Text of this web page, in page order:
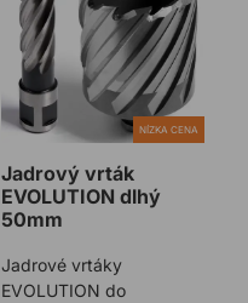
NÍZKA CENA
Jadrový vrták
EVOLUTION dlhý
50mm
Jadrové vrtáky
EVOLUTION do